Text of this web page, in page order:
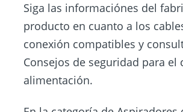
Siga las informaciónes del
producto en cuanto a los
conexión compatibles y
Consejos de seguridad para el
alimentación.